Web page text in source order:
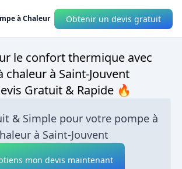
à Chaleur Obtenir un devis gratuit
le confort thermique avec
chaleur à Saint-Jouvent
Gratuit & Rapide 🔥
& Simple pour votre pompe à
à Saint-Jouvent
mon devis maintenant